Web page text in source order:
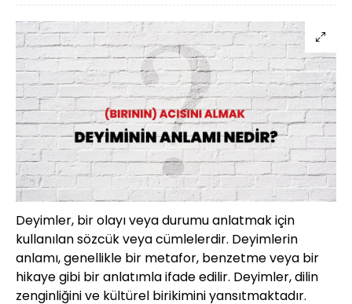
Deyimler, bir olayı veya durumu anlatmak için
kullanılan sözcük veya cümlelerdir. Deyimlerin
anlamı, genellikle bir metafor, benzetme veya bir
hikaye gibi bir anlatımla ifade edilir. Deyimler, dilin
zenginliğini ve kültürel birikimini yansıtmaktadır.